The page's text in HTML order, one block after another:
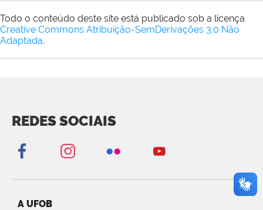
Todo o conteúdo deste site está publicado sob a licença
Creative Commons Atribuição-SemDerivações 3.0 Não
Adaptada.
REDES SOCIAIS
A UFOB